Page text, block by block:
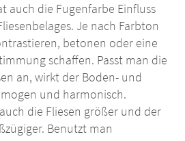
auch die Fugenfarbe Einfluss
Je nach Farbton
betonen oder eine
schaffen. Passt man die
an, wirkt der Boden- und
und harmonisch.
die Fliesen größer und der
Benutzt man